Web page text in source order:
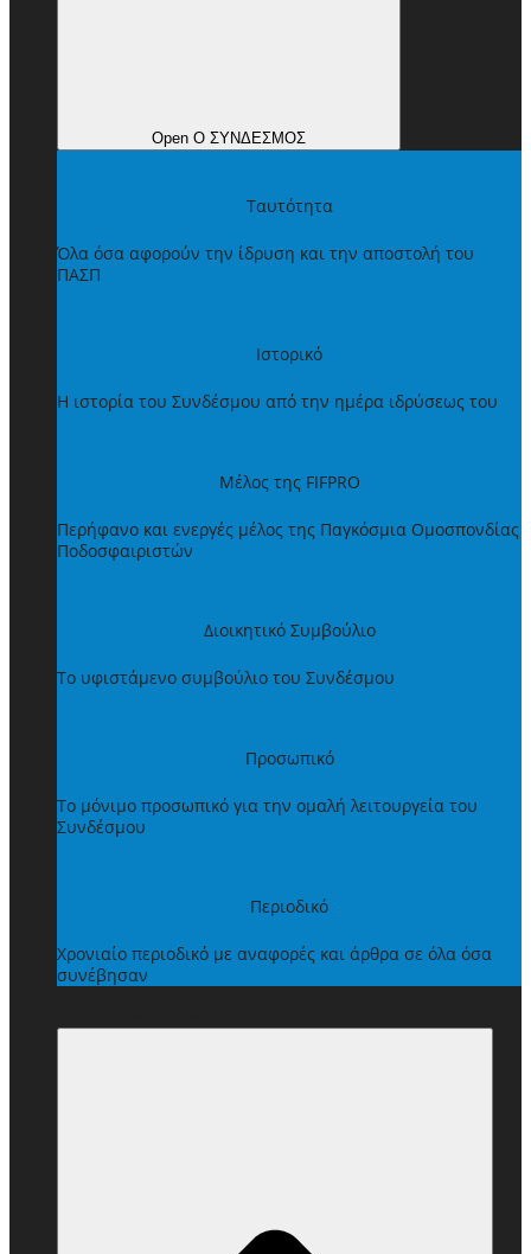
Open Ο ΣΥΝΔΕΣΜΟΣ
Ταυτότητα
Όλα όσα αφορούν την ίδρυση και την αποστολή του
ΠΑΣΠ
Ιστορικό
Η ιστορία του Συνδέσμου από την ημέρα ιδρύσεως του
Μέλος της FIFPRO
Περήφανο και ενεργές μέλος της Παγκόσμια Ομοσπονδίας
Ποδοσφαιριστών
Διοικητικό Συμβούλιο
Το υφιστάμενο συμβούλιο του Συνδέσμου
Προσωπικό
Το μόνιμο προσωπικό για την ομαλή λειτουργεία του
Συνδέσμου
Περιοδικό
Χρονιαίο περιοδικό με αναφορές και άρθρα σε όλα όσα
συνέβησαν